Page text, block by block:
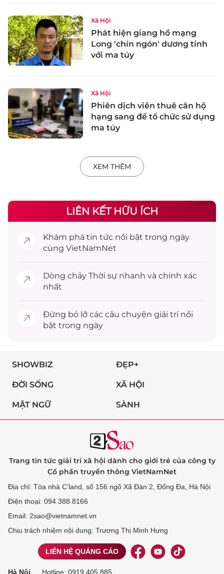
Xã Hội
Phát hiện giang hồ mạng
Long 'chín ngón' dương tính
với ma túy
Xã Hội
Phiên dịch viên thuê căn hộ
hạng sang để tổ chức sử dụng
ma túy
XEM THÊM
LIÊN KẾT HỮU ÍCH
Khám phá tin tức nổi bật trong ngày
cùng VietNamNet
Dòng chảy Thời sự nhanh và chính xác
nhất
Đừng bỏ lỡ các câu chuyện giải trínổi
bật trong ngày
SHOWBIZ ĐẸP+
ĐỜI SỐNG XÃ HỘI
MẬT NGỮ SÀNH
Trang tin tức giải trí xã hội dành cho giới trẻ của công ty
Cổ phần truyền thông VietNamNet
Địa chỉ: Tòa nhà C’land, số 156 ngõ Xã Đàn 2, Đống Đa, Hà Nội
Điện thoại: 094 388 8166
Email: 2sao@vietnamnet.vn
Chịu trách nhiệm nội dung: Trương Thị Minh Hưng
LIÊN HỆ QUẢNG CÁO
Hà Nội Hotline: 0919 405 885